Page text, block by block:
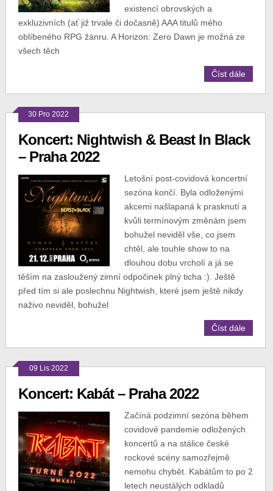
existencí obrovských a
exkluzivních (ať již trvale či dočasně) AAA titulů mého
oblíbeného RPG žánru. A Horizon: Zero Dawn je možná ze
všech těch
Číst dále
30 Pro 2022
Koncert: Nightwish & Beast In Black
– Praha 2022
Letošní post-covidová koncertní
sezóna končí. Byla odloženými
akcemi našlapaná k prasknutí a
kvůli termínovým změnám jsem
bohužel neviděl vše, co jsem
chtěl, ale touhle show to na
dlouhou dobu vrcholí a já se
těším na zasloužený zimní odpočinek plný ticha :). Ještě
před tím si ale poslechnu Nightwish, které jsem ještě nikdy
naživo neviděl, bohužel
Číst dále
09 Lis 2022
Koncert: Kabát – Praha 2022
Začíná podzimní sezóna během
covidové pandemie odložených
koncertů a na stálice české
rockové scény samozřejmě
nemohu chybět. Kabátům to po 2
letech neustálých odkladů